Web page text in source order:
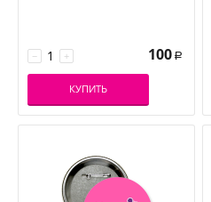
+
− 100 Р
КУПИТЬ